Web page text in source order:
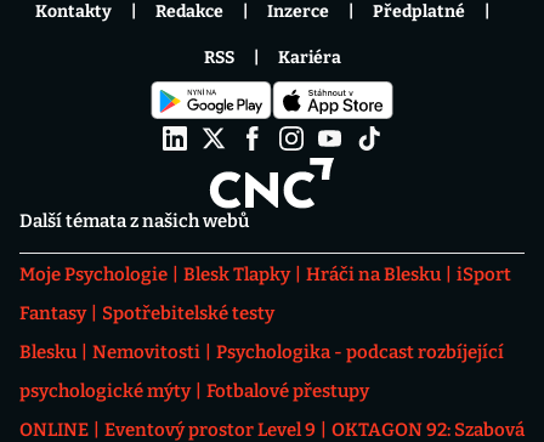
Další témata z našich webů
Moje Psychologie Blesk Tlapky Hráči na Blesku
iSport
Fantasy
Spotřebitelské testy
Blesku
Nemovitosti
Psychologika - podcast rozbíjející
psychologické mýty
Fotbalové přestupy
ONLINE
Eventový prostor Level 9
OKTAGON 92: Szabová
Kontakty Redakce Inzerce Předplatné
RSS Kariéra